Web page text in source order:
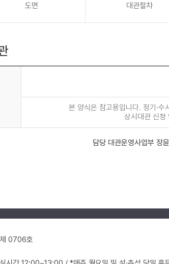
도면 대관절차
본 양식은 참고용입니다. 정기·
상시대관 신청
담당 대관운영사업부 장
0706호